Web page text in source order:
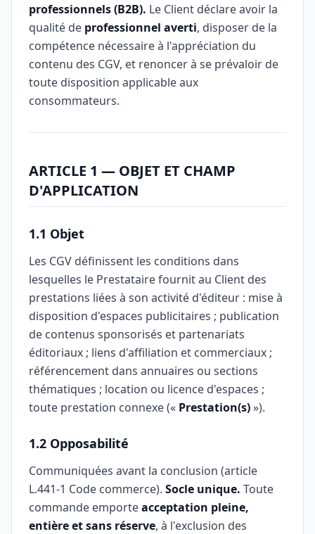
professionnels (B2B). Le Client déclare avoir la
qualité de professionnel averti, disposer de la
compétence nécessaire à l'appréciation du
contenu des CGV, et renoncer à se prévaloir de
toute disposition applicable aux
consommateurs.
ARTICLE 1 — OBJET ET CHAMP
D'APPLICATION
1.1 Objet
Les CGV définissent les conditions dans
lesquelles le Prestataire fournit au Client des
prestations liées à son activité d'éditeur : mise à
disposition d'espaces publicitaires ; publication
de contenus sponsorisés et partenariats
éditoriaux ; liens d'affiliation et commerciaux ;
référencement dans annuaires ou sections
thématiques ; location ou licence d'espaces ;
toute prestation connexe (« Prestation(s)»).
1.2 Opposabilité
Communiquées avant la conclusion (article
L.441-1 Code commerce). Socle unique. Toute
commande emporteacceptation pleine,
entière et sans réserve, à l'exclusion des